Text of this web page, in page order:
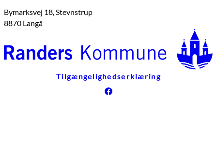
Bymarksvej 18, Stevnstrup
8870 Langå
Tilgængelighedserklæring